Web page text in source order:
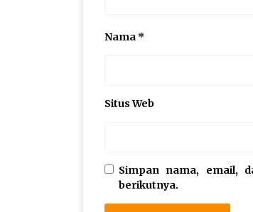
Nama *
Situs Web
Simpan nama, email,
berikutnya.